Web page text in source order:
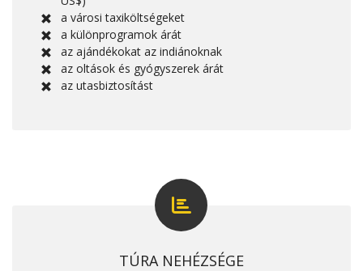
a városi taxiköltségeket
a különprogramok árát
az ajándékokat az indiánoknak
az oltások és gyógyszerek árát
az utasbiztosítást
TÚRA NEHÉZSÉGE